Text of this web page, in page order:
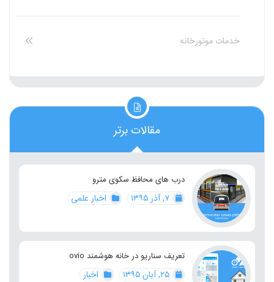
خدمات موتورخانه
مقالات برتر
درب های محافظ سکوی مترو
اخبار علمی
تعریف سناریو در خانه هوشمند ovio
اخبار